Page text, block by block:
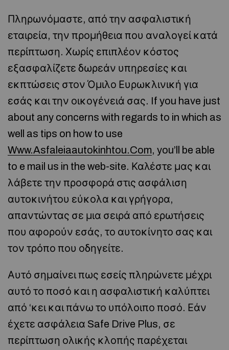
Πληρωνόμαστε, από την ασφαλιστική
εταιρεία, την προμήθεια που αναλογεί κατά
περίπτωση. Χωρίς επιπλέον κόστος
εξασφαλίζετε δωρεάν υπηρεσίες και
εκπτώσεις στον Όμιλο Ευρωκλινική για
εσάς και την οικογένειά σας. If you have just
about any concerns with regards to in which as
well as tips on how to use
Www.Asfaleiaautokinhtou.Com, you’ll be able
to e mail us in the web-site. Καλέστε μας και
λάβετε την προσφορά στις ασφάλιση
αυτοκινήτου εύκολα και γρήγορα,
απαντώντας σε μια σειρά από ερωτήσεις
που αφορούν εσάς, το αυτοκίνητο σας και
τον τρόπο που οδηγείτε.
Αυτό σημαίνει πως εσείς πληρώνετε μέχρι
αυτό το ποσό και η ασφαλιστική καλύπτει
από ‘κει και πάνω το υπόλοιπο ποσό. Εάν
έχετε ασφάλεια Safe Drive Plus, σε
περίπτωση ολικής κλοπής παρέχεται